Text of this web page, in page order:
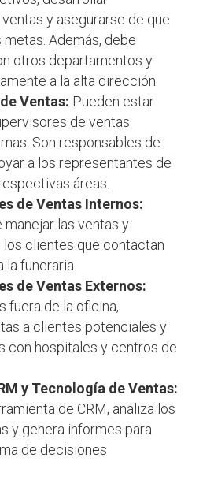
y asegurarse de que
Además, debe
otros departamentos y
a la alta dirección.
Ventas: Pueden estar
de ventas
Son responsables de
a los representantes de
áreas.
de Ventas Internos:
manejar las ventas y
clientes que contactan
funeraria.
de Ventas Externos:
fuera de la oficina,
a clientes potenciales y
con hospitales y centros de
y Tecnología de Ventas:
de CRM, analiza los
y genera informes para
de decisiones